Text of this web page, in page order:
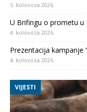
5. kolovoza 2026.
U Brifingu o prometu u
4. kolovoza 2026.
Prezentacija kampanje
4. kolovoza 2026.
VIJESTI